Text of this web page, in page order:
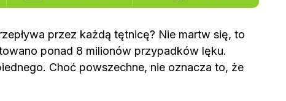
przez każdą tętnicę? Nie martw się, to
ponad 8 milionów przypadków lęku.
Choć powszechne, nie oznacza to, że